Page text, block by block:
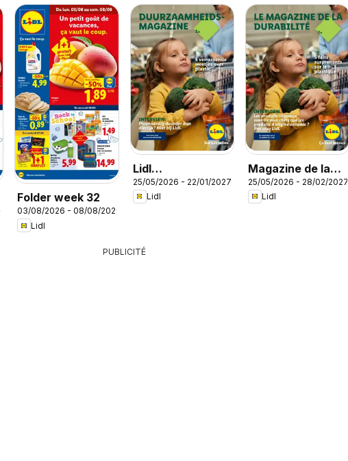
Folder week 32
03/08/2026 - 08/08/2026
Lidl
Lidl
Duurzaamheidsmagazine
25/05/2026 - 22/01/2027
Lidl
Magazine de la
durabilité
25/05/2026 - 28/02/2027
Lidl
PUBLICITÉ